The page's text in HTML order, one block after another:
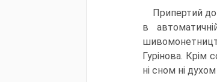
Припертий
в
Гурінова. Крім
ні сном ні